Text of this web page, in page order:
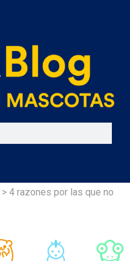
> 4 razones por las que no